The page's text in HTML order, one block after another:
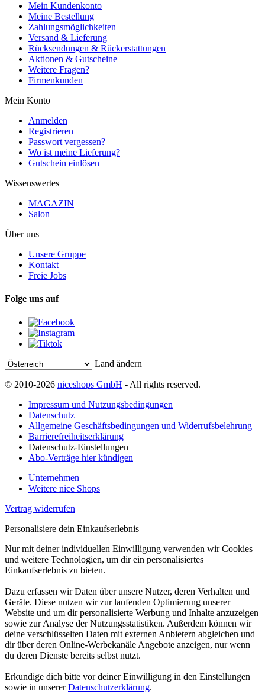
Mein Kundenkonto
Meine Bestellung
Zahlungsmöglichkeiten
Versand & Lieferung
Rücksendungen & Rückerstattungen
Aktionen & Gutscheine
Weitere Fragen?
Firmenkunden
Mein Konto
Anmelden
Registrieren
Passwort vergessen?
Wo ist meine Lieferung?
Gutschein einlösen
Wissenswertes
MAGAZIN
Salon
Über uns
Unsere Gruppe
Kontakt
Freie Jobs
Folge uns auf
Land ändern
© 2010-2026 niceshops GmbH - All rights reserved.
Impressum und Nutzungsbedingungen
Datenschutz
Allgemeine Geschäftsbedingungen und Widerrufsbelehrung
Barrierefreiheitserklärung
Datenschutz-Einstellungen
Abo-Verträge hier kündigen
Unternehmen
Weitere nice Shops
Vertrag widerrufen
Personalisiere dein Einkaufserlebnis
Nur mit deiner individuellen Einwilligung verwenden wir Cookies
und weitere Technologien, um dir ein personalisiertes
Einkaufserlebnis zu bieten.
Dazu erfassen wir Daten über unsere Nutzer, deren Verhalten und
Geräte. Diese nutzen wir zur laufenden Optimierung unserer
Website und um dir personalisierte Werbung und Inhalte anzuzeigen
sowie zur Analyse der Nutzungsstatistiken. Außerdem können wir
deine verschlüsselten Daten mit externen Anbietern abgleichen und
dir über deren Online-Werbekanäle Angebote anzeigen, nur wenn
du deren Dienste bereits selbst nutzt.
Erkundige dich bitte vor deiner Einwilligung in den Einstellungen
sowie in unsererDatenschutzerklärung.